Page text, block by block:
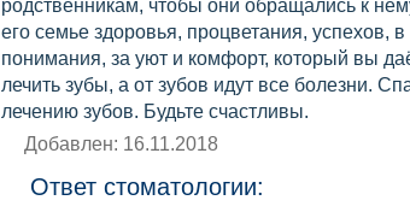
родственникам, чтобы они обращались к
его семье здоровья, процветания, успехов,
понимания, за уют и комфорт, который вы
лечить зубы, а от зубов идут все болезни.
лечению зубов. Будьте счастливы.
Добавлен: 16.11.2018
Ответ стоматологии: